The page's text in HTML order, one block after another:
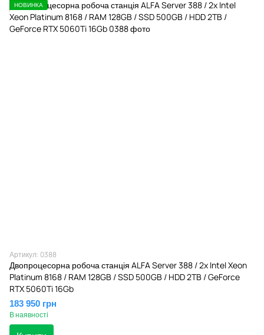
НОВИНКА
Артикул: 0388
Двопроцесорна робоча станція ALFA Server 388 / 2x Intel Xeon
Platinum 8168 / RAM 128GB / SSD 500GB / HDD 2TB / GeForce
RTX 5060Ti 16Gb
183 950 грн
В наявності